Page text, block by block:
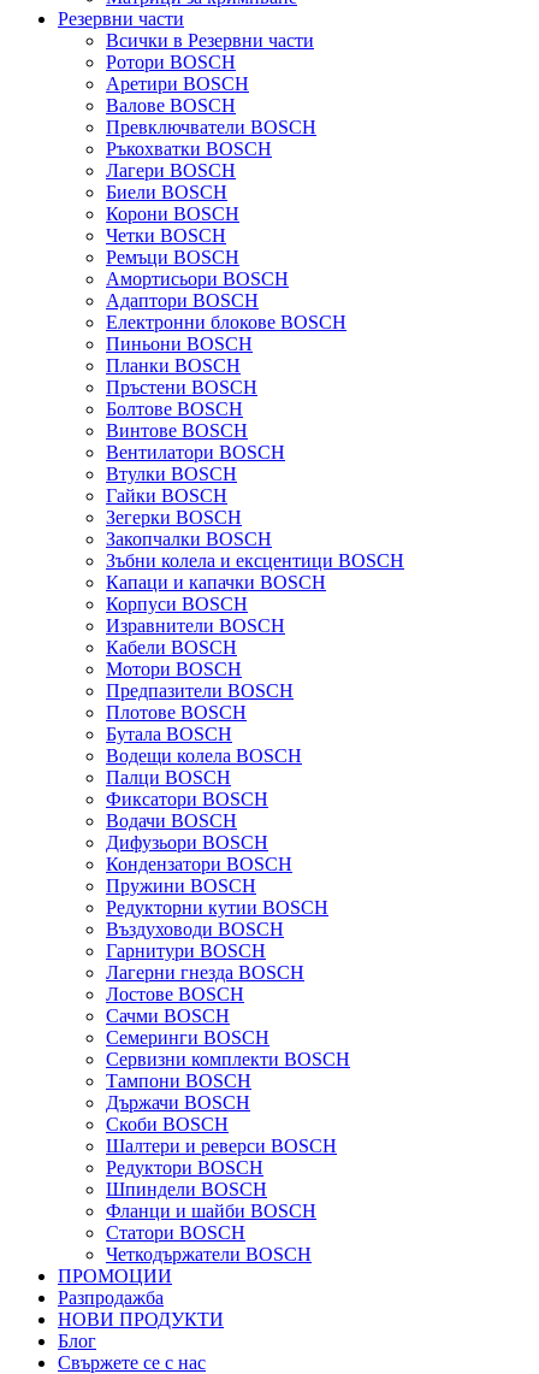
Резервни части
Всички в Резервни части
Ротори BOSCH
Аретири BOSCH
Валове BOSCH
Превключватели BOSCH
Ръкохватки BOSCH
Лагери BOSCH
Биели BOSCH
Корони BOSCH
Четки BOSCH
Ремъци BOSCH
Амортисьори BOSCH
Адаптори BOSCH
Електронни блокове BOSCH
Пиньони BOSCH
Планки BOSCH
Пръстени BOSCH
Болтове BOSCH
Винтове BOSCH
Вентилатори BOSCH
Втулки BOSCH
Гайки BOSCH
Зегерки BOSCH
Закопчалки BOSCH
Зъбни колела и ексцентици BOSCH
Капаци и капачки BOSCH
Корпуси BOSCH
Изравнители BOSCH
Кабели BOSCH
Мотори BOSCH
Предпазители BOSCH
Плотове BOSCH
Бутала BOSCH
Водещи колела BOSCH
Палци BOSCH
Фиксатори BOSCH
Водачи BOSCH
Дифузьори BOSCH
Кондензатори BOSCH
Пружини BOSCH
Редукторни кутии BOSCH
Въздуховоди BOSCH
Гарнитури BOSCH
Лагерни гнезда BOSCH
Лостове BOSCH
Сачми BOSCH
Семеринги BOSCH
Сервизни комплекти BOSCH
Тампони BOSCH
Държачи BOSCH
Скоби BOSCH
Шалтери и реверси BOSCH
Редуктори BOSCH
Шпиндели BOSCH
Фланци и шайби BOSCH
Статори BOSCH
Четкодържатели BOSCH
ПРОМОЦИИ
Разпродажба
НОВИ ПРОДУКТИ
Блог
Свържете се с нас